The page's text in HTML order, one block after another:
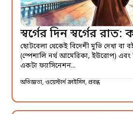
স্বর্গের দিন স্বর্গের রাত:
ছোটবেলা থেকেই বিদেশী মুভি দেখা বা
(স্পেশালি নর্থ আমেরিকা, ইউরোপ) এবং
একটা ফ্যাসিনেশন...
অভিজ্ঞতা, ওয়েস্টার্ন ক্রাইসিস, প্রবন্ধ